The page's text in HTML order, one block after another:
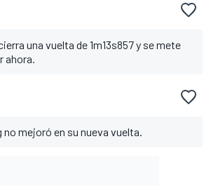
una vuelta de 1m13s857 y se mete
ahora.
no mejoró en su nueva vuelta.